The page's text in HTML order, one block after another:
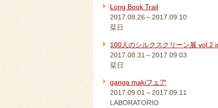
Long Book Trail
2017.08.26～2017.09.10
栞日
100人のシルクスクリーン展 vol.2
2017.08.31～2017.09.03
栞日
ganga makiフェア
2017.09.01～2017.09.11
LABORATORIO